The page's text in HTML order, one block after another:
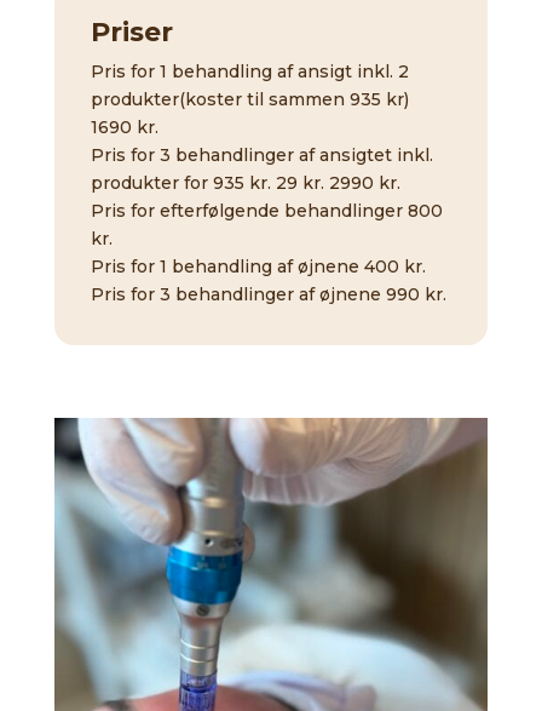
Priser
Pris for 1 behandling af ansigt inkl. 2
produkter(koster til sammen 935 kr)
1690 kr.
Pris for 3 behandlinger af ansigtet inkl.
produkter for 935 kr. 29 kr. 2990 kr.
Pris for efterfølgende behandlinger 800
kr.
Pris for 1 behandling af øjnene 400 kr.
Pris for 3 behandlinger af øjnene 990 kr.